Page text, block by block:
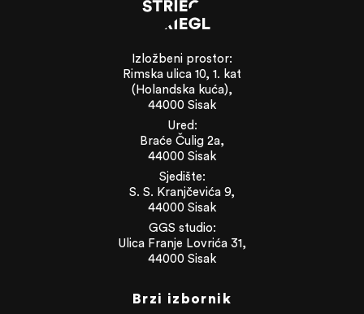
Izložbeni prostor:
Rimska ulica 10, 1. kat
(Holandska kuća),
44000 Sisak
Ured:
Braće Čulig 2a,
44000 Sisak
Sjedište:
S. S. Kranjčevića 9,
44000 Sisak
GGS studio:
Ulica Franje Lovrića 31,
44000 Sisak
Brzi izbornik